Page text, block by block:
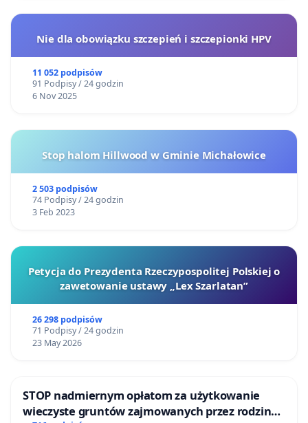
Nie dla obowiązku szczepień i szczepionki HPV
11 052 podpisów
91 Podpisy / 24 godzin
6 Nov 2025
Stop halom Hillwood w Gminie Michałowice
2 503 podpisów
74 Podpisy / 24 godzin
3 Feb 2023
Petycja do Prezydenta Rzeczypospolitej Polskiej o
zawetowanie ustawy „Lex Szarlatan”
26 298 podpisów
71 Podpisy / 24 godzin
23 May 2026
STOP nadmiernym opłatom za użytkowanie
wieczyste gruntów zajmowanych przez rodzinne